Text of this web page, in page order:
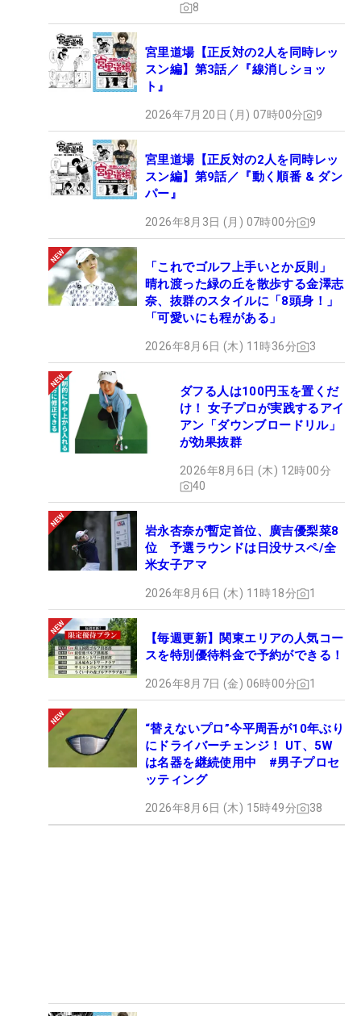
8
宮里道場【正反対の2人を同時レッ
スン編】第3話／『線消しショッ
ト』
2026年7月20日 (月) 07時00分 9
宮里道場【正反対の2人を同時レッ
スン編】第9話／『動く順番 & ダン
パー』
2026年8月3日 (月) 07時00分 9
「これでゴルフ上手いとか反則」
晴れ渡った緑の丘を散歩する金澤志
奈、抜群のスタイルに「8頭身！」
「可愛いにも程がある」
2026年8月6日 (木) 11時36分 3
ダフる人は100円玉を置くだ
け！ 女子プロが実践するアイ
アン「ダウンブロードリル」
が効果抜群
2026年8月6日 (木) 12時00分
40
岩永杏奈が暫定首位、廣吉優梨菜8
位 予選ラウンドは日没サスペ/全
米女子アマ
2026年8月6日 (木) 11時18分 1
【毎週更新】関東エリアの人気コー
スを特別優待料金で予約ができる！
2026年8月7日 (金) 06時00分 1
“替えないプロ”今平周吾が10年ぶり
にドライバーチェンジ！ UT、5W
は名器を継続使用中 #男子プロセ
ッティング
2026年8月6日 (木) 15時49分 38